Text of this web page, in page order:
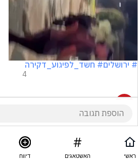
# ירושלים# חשד_לפיגוע_דקירה
4
ראשי האשטאגים דיווח